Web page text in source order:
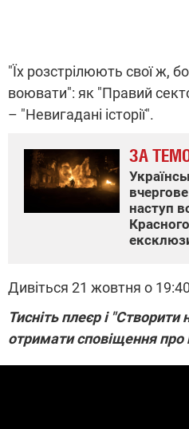
"Їх розстрілюють свої ж,
воювати": як "Правий
– "Невигадані історії".
ЗА
наступ
Дивіться 21 жовтня о
Тисніть плеєр і
отримати сповіщення про